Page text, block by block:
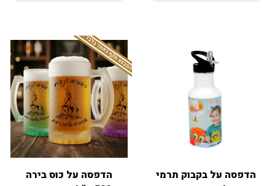
הדפסה על בקבוק תרמי
המבצע תקף באתר בלבד
הדפסה על כוס בירה